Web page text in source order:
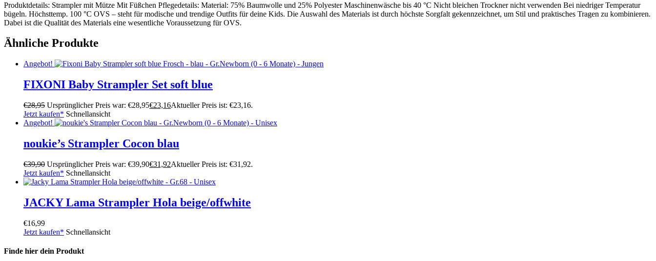
Produktdetails: Strampler mit Mütze Mit Füßchen Pflegedetails: Material: 75% Baumwolle und 25% Polyester Maschinenwäsche bis 40 °C Nicht bleichen Trockner nicht verwenden Bei niedriger Temperatur
bügeln. Höchsttemp. 100 °C OVS – steht für modische und trendige Outfits für deine Kids. Die Auswahl des Materials ist durch höchste Sorgfalt gekennzeichnet, um Stil und praktisches Tragen zu kombinieren.
Dabei ist die Qualität des Materials eine wesentliche Voraussetzung für OVS.
Ähnliche Produkte
Angebot!
FIXONI Baby Strampler Set soft blue
€28,95 Ursprünglicher Preis war: €28,95€23,16Aktueller Preis ist: €23,16.
Jetzt kaufen* Schnellansicht
Angebot!
noukie’s Strampler Cocon blau
€39,90 Ursprünglicher Preis war: €39,90€31,92Aktueller Preis ist: €31,92.
Jetzt kaufen* Schnellansicht
JACKY Lama Strampler Hola beige/offwhite
€16,99
Jetzt kaufen* Schnellansicht
Finde hier dein Produkt